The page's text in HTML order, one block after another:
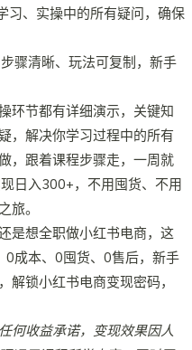
习、实操中的所有疑问，确保
骤清晰、玩法可复制，新手
环节都有详细演示，关键知
，解决你学习过程中的所有
，跟着课程步骤走，一周就
日入300+，不用囤货、不用
旅。
是想全职做小红书电商，这
0成本、0囤货、0售后，新手
解锁小红书电商变现密码，
何收益承诺，变现效果因人